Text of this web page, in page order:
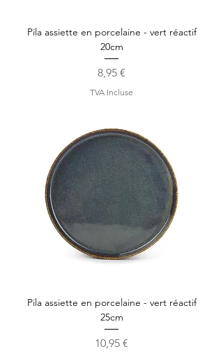
Pila assiette en porcelaine - vert réactif
20cm
Prix
8,95 €
TVA Incluse
Pila assiette en porcelaine - vert réactif
25cm
Prix
10,95 €